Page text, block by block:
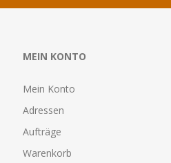
MEIN KONTO
Mein Konto
Adressen
Aufträge
Warenkorb